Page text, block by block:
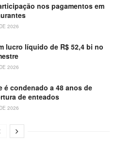
nos pagamentos em
2026
lucro líquido de R$ 52,4 bi no
2026
é condenado a 48 anos de
de enteados
2026